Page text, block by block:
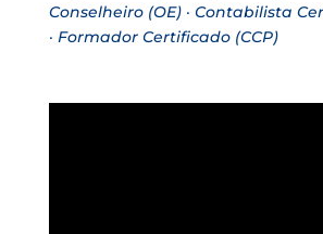
Conselheiro (OE) · Contabilista
· Formador Certificado (CCP)